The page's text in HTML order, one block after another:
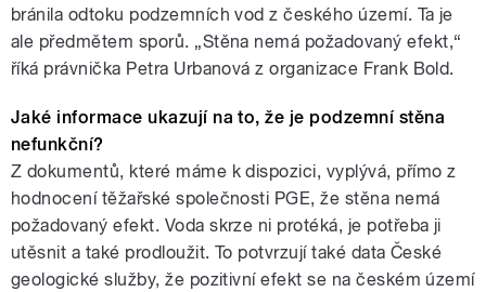
bránila odtoku podzemních vod z českého území. Ta je
ale předmětem sporů. „Stěna nemá požadovaný efekt,“
říká právnička Petra Urbanová z organizace Frank Bold.
Jaké informace ukazují na to, že je podzemní stěna
nefunkční?
Z dokumentů, které máme k dispozici, vyplývá, přímo z
hodnocení těžařské společnosti PGE, že stěna nemá
požadovaný efekt. Voda skrze ni protéká, je potřeba ji
utěsnit a také prodloužit. To potvrzují také data České
geologické služby, že pozitivní efekt se na českém území